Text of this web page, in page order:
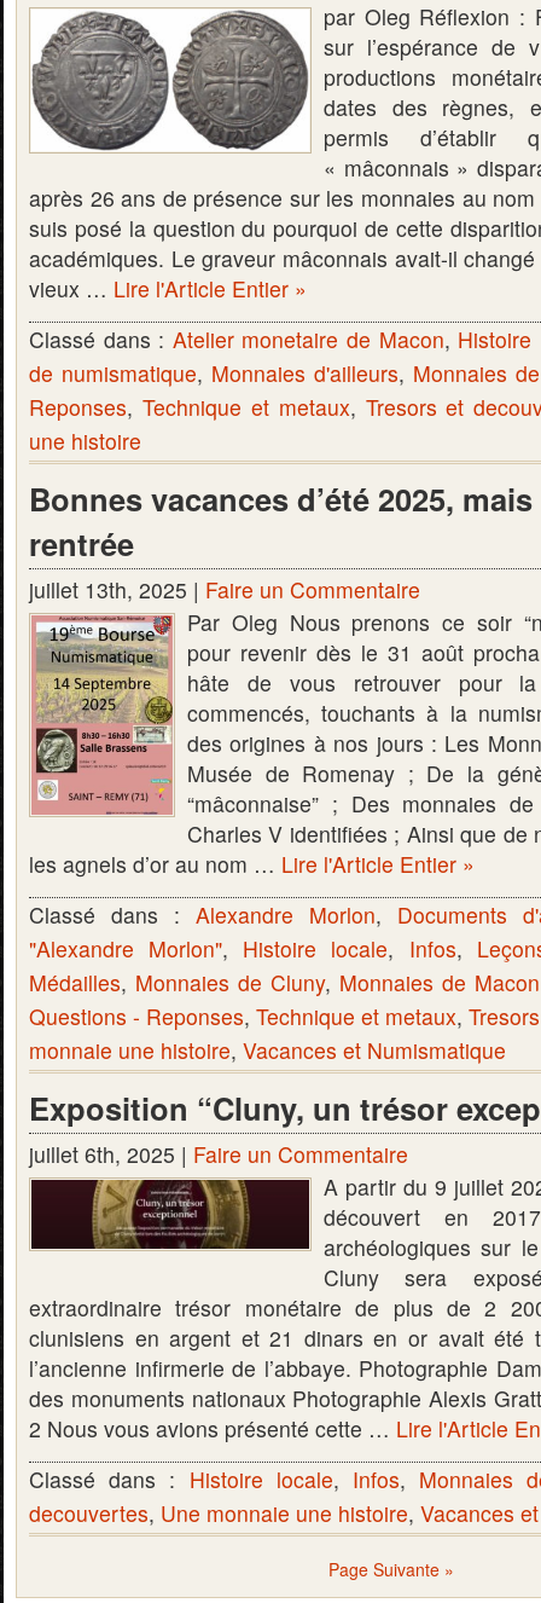
par Oleg Réflexion :
sur l’espérance de
productions
dates des règnes,
permis
« mâconnais »
après 26 ans de présence sur les monnaies au
suis posé la question du pourquoi de cette
académiques. Le graveur mâconnais avait-il changé
vieux … Lire l'Article Entier »
Classé dans : Atelier monetaire de Macon, Histoire
de numismatique, Monnaies d'ailleurs, Monnaies
Reponses, Technique et metaux, Tresors et
une histoire
Bonnes vacances d’été 2025,
rentrée
juillet 13th, 2025 | Faire un Commentaire
Par Oleg Nous prenons ce soir
pour revenir dès le 31 août
hâte de vous retrouver pour
commencés, touchants à la
des origines à nos jours : Les
Musée de Romenay ; De la
“mâconnaise” ; Des monnaies
Charles V identifiées ; Ainsi que de
les agnels d’or au nom … Lire l'Article Entier »
Classé dans : Alexandre Morlon, Documents
"Alexandre Morlon", Histoire locale, Infos,
Médailles, Monnaies de Cluny, Monnaies de Macon
Questions - Reponses, Technique et metaux,
monnaie une histoire, Vacances et Numismatique
Exposition “Cluny, un trésor
juillet 6th, 2025 | Faire un Commentaire
A partir du 9 juillet
découvert en
archéologiques sur
Cluny sera
extraordinaire trésor monétaire de plus de 2
clunisiens en argent et 21 dinars en or avait été
l’ancienne infirmerie de l’abbaye. Photographie
des monuments nationaux Photographie Alexis
2 Nous vous avions présenté cette … Lire l'Article
Classé dans : Histoire locale, Infos, Monnaies
decouvertes, Une monnaie une histoire, Vacances
Page Suivante »